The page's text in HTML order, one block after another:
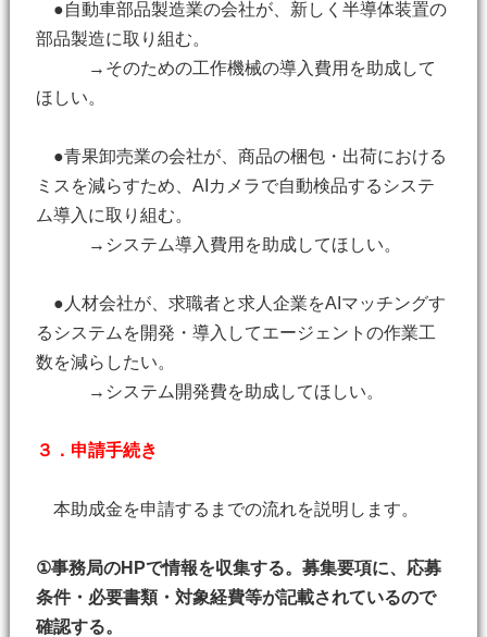
●自動車部品製造業の会社が、新しく半導体装置の
部品製造に取り組む。
→そのための工作機械の導入費用を助成して
ほしい。
●青果卸売業の会社が、商品の梱包・出荷における
ミスを減らすため、AIカメラで自動検品するシステ
ム導入に取り組む。
→システム導入費用を助成してほしい。
●人材会社が、求職者と求人企業をAIマッチングす
るシステムを開発・導入してエージェントの作業工
数を減らしたい。
→システム開発費を助成してほしい。
３．申請手続き
本助成金を申請するまでの流れを説明します。
①事務局のHPで情報を収集する。募集要項に、応募
条件・必要書類・対象経費等が記載されているので
確認する。